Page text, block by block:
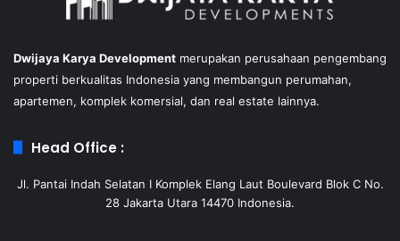
Dwijaya Karya Development merupakan perusahaan pengembang
properti berkualitas Indonesia yang membangun perumahan,
apartemen, komplek komersial, dan real estate lainnya.
Head Office :
Jl. Pantai Indah Selatan I Komplek Elang Laut Boulevard Blok C No.
28 Jakarta Utara 14470 Indonesia.